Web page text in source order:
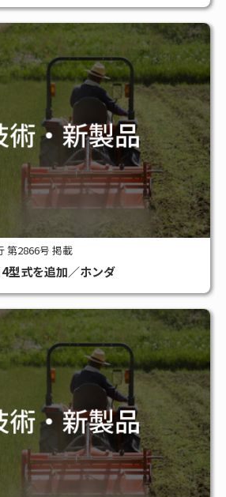
第2866号 掲載
4型式を追加／ホンダ